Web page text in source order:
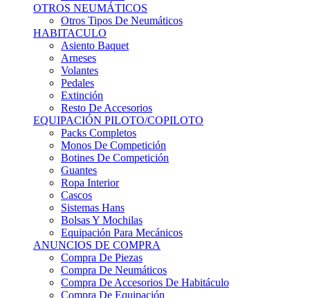
Otros Tipos De Neumáticos
HABITACULO
Asiento Baquet
Arneses
Volantes
Pedales
Extinción
Resto De Accesorios
EQUIPACIÓN PILOTO/COPILOTO
Packs Completos
Monos De Competición
Botines De Competición
Guantes
Ropa Interior
Cascos
Sistemas Hans
Bolsas Y Mochilas
Equipación Para Mecánicos
ANUNCIOS DE COMPRA
Compra De Piezas
Compra De Neumáticos
Compra De Accesorios De Habitáculo
Compra De Equipación
VEHÍCULOS CLÁSICOS